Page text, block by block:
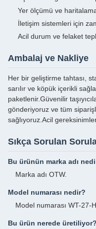
Yer ölçümü ve
İletişim sistemleri için
Acil durum ve felaket
Ambalaj ve Nakliye
Her bir geliştirme tahtası,
sarılır ve köpük içerikli
paketlenir.Güvenilir
gönderiyoruz ve tüm
sağlıyoruz.Acil
Sıkça Sorulan
Bu ürünün marka adı
Marka adı OTW.
Model numarası nedir?
Model numarası WT-27-
Bu ürün nerede üretiliyor?